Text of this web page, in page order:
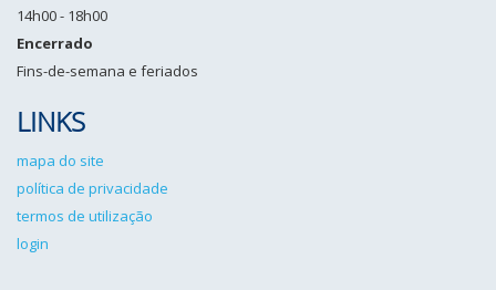
14h00 - 18h00
Encerrado
Fins-de-semana e feriados
LINKS
mapa do site
política de privacidade
termos de utilização
login